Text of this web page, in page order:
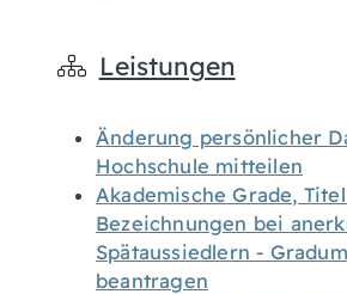
Leistungen
Änderung persönlicher
Hochschule mitteilen
Akademische Grade,
Bezeichnungen bei
Spätaussiedlern -
beantragen